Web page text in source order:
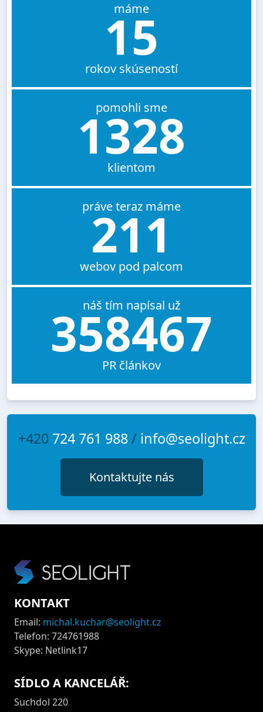
máme
15
rokov skúseností
pomohli sme
1328
klientom
práve teraz máme
211
webov pod palcom
náš tím napísal už
358467
PR článkov
+420 724 761 988/ info@seolight.cz
Kontaktujte nás
KONTAKT
Email: michal.kuchar@seolight.cz
Telefon: 724761988
Skype: Netlink17
SÍDLO A KANCELÁŘ:
Suchdol 220